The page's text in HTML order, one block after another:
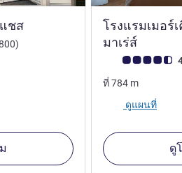
ชส
ก (เรทติ้งบน ALL)
รีวิว รายการ
)
โรงแรมเมอร์
มาเร่ส์
คะแนนความคิดเ
ที่784 m
ดูแผนที่
ดู